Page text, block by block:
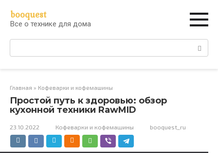
контенту
booquest
Все о технике для дома
Поиск:
Главная » Кофеварки и кофемашины
Простой путь к здоровью: обзор
кухонной техники RawMID
23.10.2022 Кофеварки и кофемашины booquest_ru